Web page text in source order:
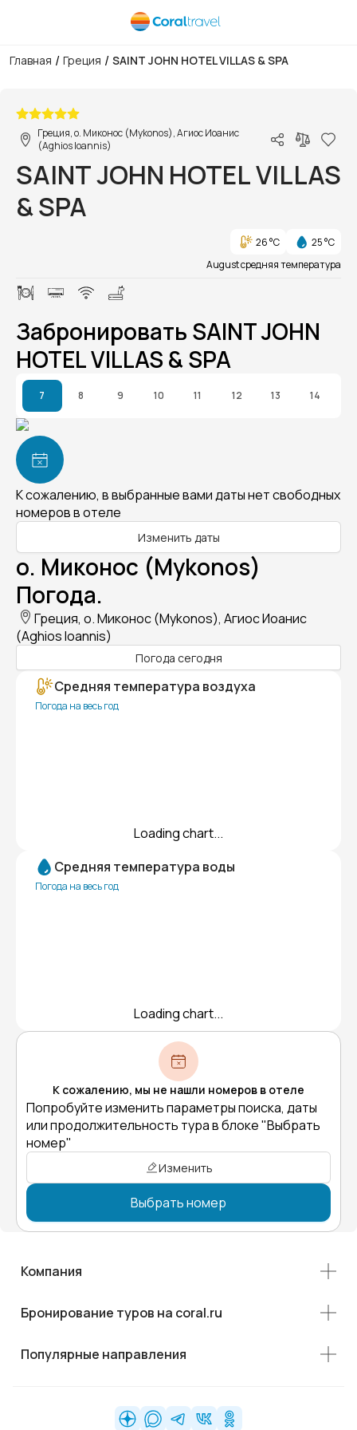
Главная / Греция / SAINT JOHN HOTEL VILLAS & SPA
Греция, о. Миконос (Mykonos), Агиос Иоанис
(Aghios Ioannis)
SAINT JOHN HOTEL VILLAS
& SPA
26 °C
25 °C
August средняя температура
Забронировать SAINT JOHN
HOTEL VILLAS & SPA
7 8 9 10 11 12 13 14
К сожалению, в выбранные вами даты нет свободных
номеров в отеле
Изменить даты
о. Миконос (Mykonos)
Погода.
Греция, о. Миконос (Mykonos), Агиос Иоанис
(Aghios Ioannis)
Погода сегодня
Средняя температура воздуха
Погода на весь год
Loading chart...
Средняя температура воды
Погода на весь год
Loading chart...
К сожалению, мы не нашли номеров в отеле
Попробуйте изменить параметры поиска, даты
или продолжительность тура в блоке "Выбрать
номер"
Изменить
Выбрать номер
Компания
Бронирование туров на coral.ru
Популярные направления